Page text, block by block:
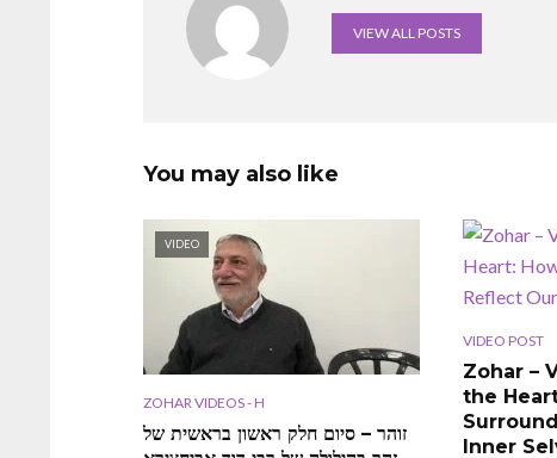
VIEW ALL POSTS
You may also like
VIDEO
ZOHAR VIDEOS - H
זוהר – סיום חלק ראשון בראשית של
VIDEO POST
Zohar –
the
Inner